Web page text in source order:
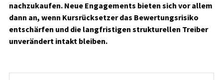
nachzukaufen. Neue Engagements bieten sich vor allem
dann an, wenn Kursrücksetzer das Bewertungsrisiko
entschärfen und die langfristigen strukturellen Treiber
unverändert intakt bleiben.